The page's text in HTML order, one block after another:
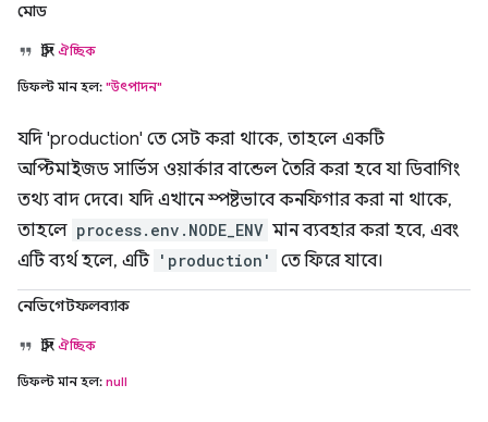
মোড
স্ট্রিং ঐচ্ছিক
ডিফল্ট মান হল: "উৎপাদন"
যদি 'production' তে সেট করা থাকে, তাহলে একটি
অপ্টিমাইজড সার্ভিস ওয়ার্কার বান্ডেল তৈরি করা হবে যা ডিবাগিং
তথ্য বাদ দেবে। যদি এখানে স্পষ্টভাবে কনফিগার করা না থাকে,
তাহলে process.env.NODE_ENV মান ব্যবহার করা হবে, এবং
এটি ব্যর্থ হলে, এটি 'production' তে ফিরে যাবে।
নেভিগেটফলব্যাক
স্ট্রিং ঐচ্ছিক
ডিফল্ট মান হল: null